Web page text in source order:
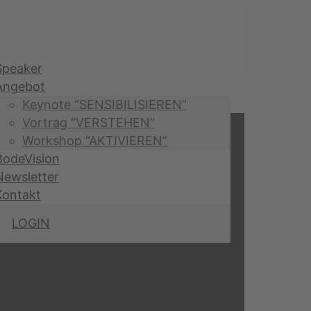
Keynote “SENSIBILISIEREN”
Vortrag “VERSTEHEN”
Workshop “AKTIVIEREN”
LOGIN